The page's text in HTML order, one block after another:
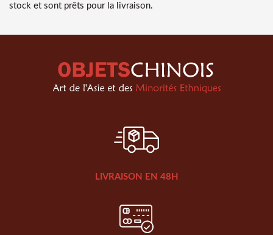
stock et sont prêts pour la livraison.
LIVRAISON EN 48H